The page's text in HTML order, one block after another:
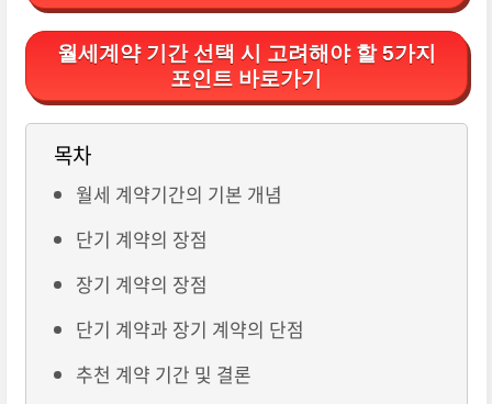
월세계약 기간 선택 시 고려해야 할 5가지
포인트 바로가기
목차
월세 계약기간의 기본 개념
단기 계약의 장점
장기 계약의 장점
단기 계약과 장기 계약의 단점
추천 계약 기간 및 결론